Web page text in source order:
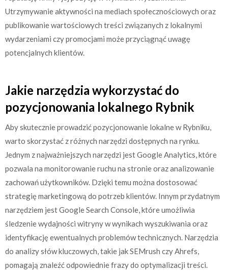
Utrzymywanie aktywności na mediach społecznościowych oraz
publikowanie wartościowych treści związanych z lokalnymi
wydarzeniami czy promocjami może przyciągnąć uwagę
potencjalnych klientów.
Jakie narzędzia wykorzystać do
pozycjonowania lokalnego Rybnik
Aby skutecznie prowadzić pozycjonowanie lokalne w Rybniku,
warto skorzystać z różnych narzędzi dostępnych na rynku.
Jednym z najważniejszych narzędzi jest Google Analytics, które
pozwala na monitorowanie ruchu na stronie oraz analizowanie
zachowań użytkowników. Dzięki temu można dostosować
strategię marketingową do potrzeb klientów. Innym przydatnym
narzędziem jest Google Search Console, które umożliwia
śledzenie wydajności witryny w wynikach wyszukiwania oraz
identyfikację ewentualnych problemów technicznych. Narzędzia
do analizy słów kluczowych, takie jak SEMrush czy Ahrefs,
pomagają znaleźć odpowiednie frazy do optymalizacji treści.